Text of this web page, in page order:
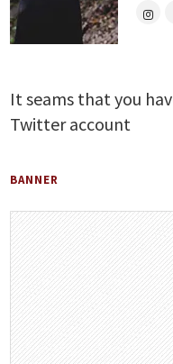
It seams that you
Twitter account
BANNER